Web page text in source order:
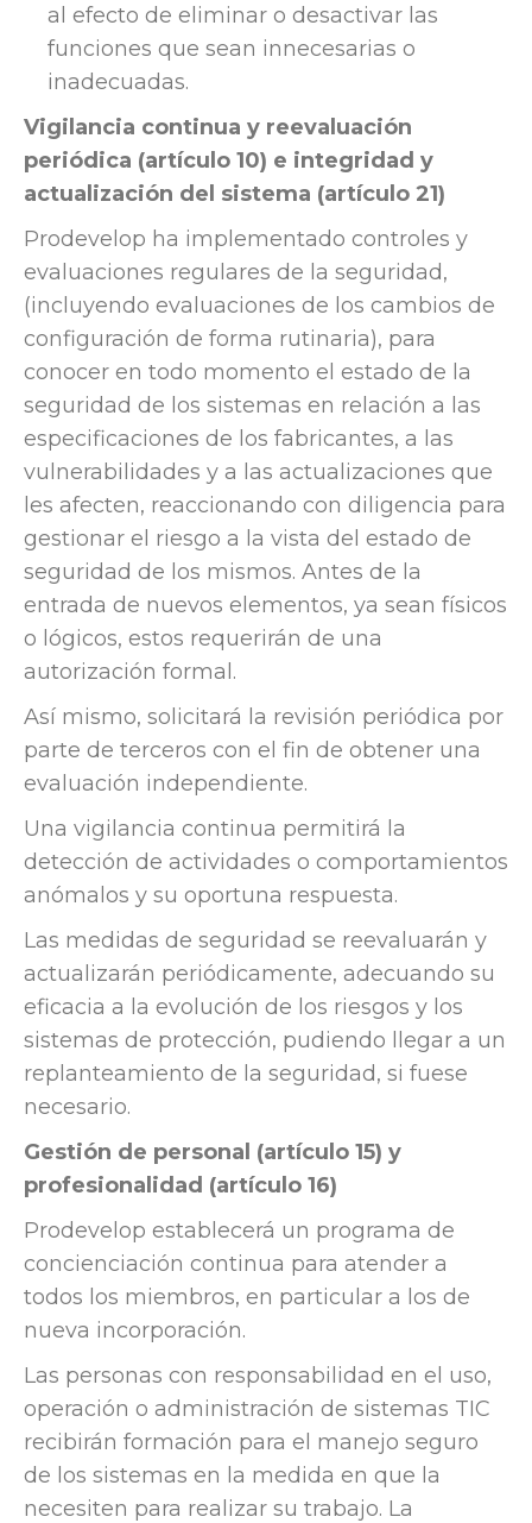
al efecto de eliminar o desactivar las
funciones que sean innecesarias o
inadecuadas.
Vigilancia continua y reevaluación
periódica (artículo 10) e integridad y
actualización del sistema (artículo 21)
Prodevelop ha implementado controles y
evaluaciones regulares de la seguridad,
(incluyendo evaluaciones de los cambios de
configuración de forma rutinaria), para
conocer en todo momento el estado de la
seguridad de los sistemas en relación a las
especificaciones de los fabricantes, a las
vulnerabilidades y a las actualizaciones que
les afecten, reaccionando con diligencia para
gestionar el riesgo a la vista del estado de
seguridad de los mismos. Antes de la
entrada de nuevos elementos, ya sean físicos
o lógicos, estos requerirán de una
autorización formal.
Así mismo, solicitará la revisión periódica por
parte de terceros con el fin de obtener una
evaluación independiente.
Una vigilancia continua permitirá la
detección de actividades o comportamientos
anómalos y su oportuna respuesta.
Las medidas de seguridad se reevaluarán y
actualizarán periódicamente, adecuando su
eficacia a la evolución de los riesgos y los
sistemas de protección, pudiendo llegar a un
replanteamiento de la seguridad, si fuese
necesario.
Gestión de personal (artículo 15) y
profesionalidad (artículo 16)
Prodevelop establecerá un programa de
concienciación continua para atender a
todos los miembros, en particular a los de
nueva incorporación.
Las personas con responsabilidad en el uso,
operación o administración de sistemas TIC
recibirán formación para el manejo seguro
de los sistemas en la medida en que la
necesiten para realizar su trabajo. La